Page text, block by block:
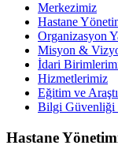
Merkezimiz
Hastane
Organizasyon
Misyon &
İdari
Hizmetlerimiz
Eğitim ve
Bilgi Güvenliği
Hastane